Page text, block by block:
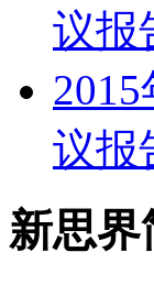
议报
议报
新思界